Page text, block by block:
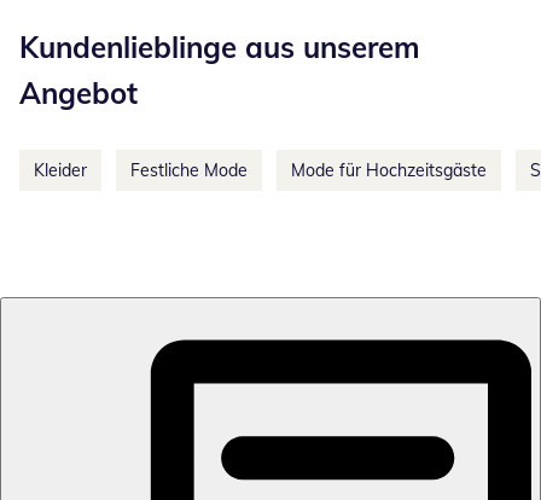
Kundenlieblinge aus unserem
Angebot
Kleider Festliche Mode Mode für Hochzeitsgäste